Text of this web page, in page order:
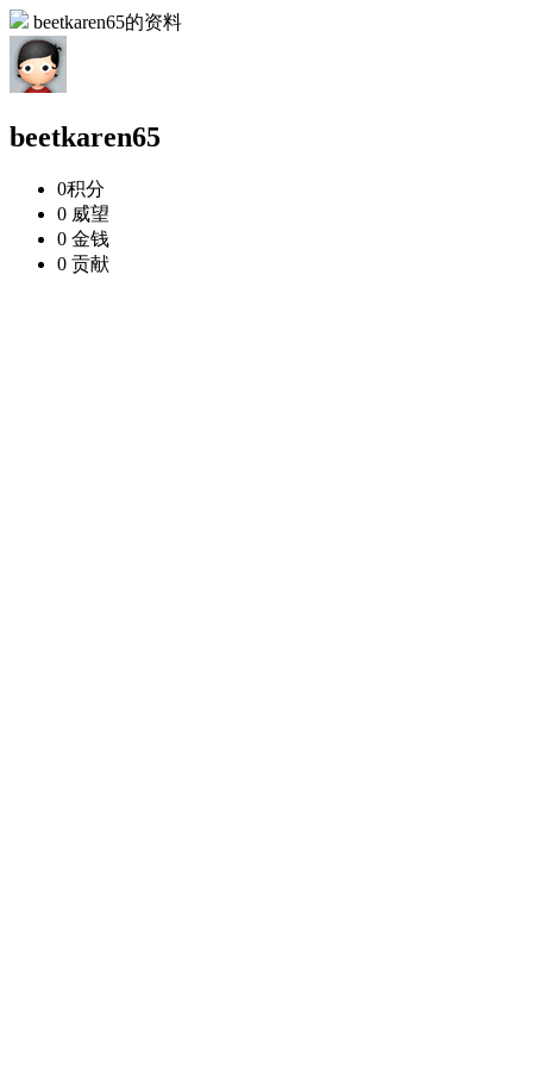
beetkaren65的资料
beetkaren65
0积分
0 威望
0 金钱
0 贡献